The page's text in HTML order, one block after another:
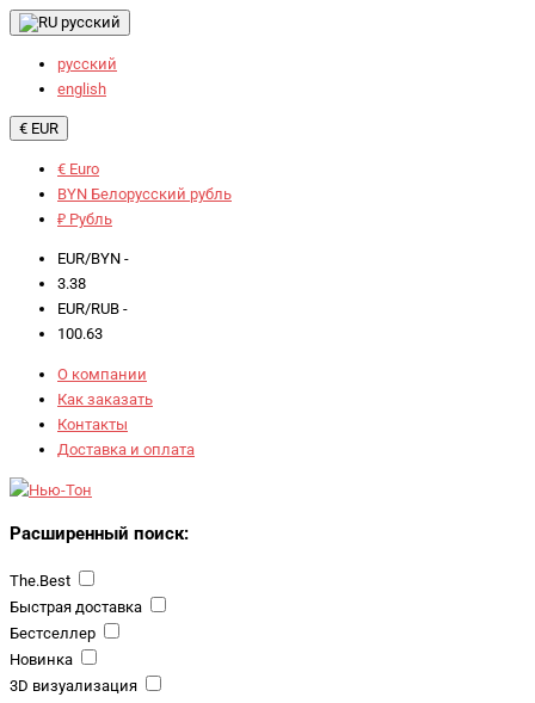
русский
русский
english
€ EUR
€ Euro
BYN Белорусский рубль
₽ Рубль
EUR/BYN -
3.38
EUR/RUB -
100.63
О компании
Как заказать
Контакты
Доставка и оплата
Расширенный поиск:
The.Best
Быстрая доставка
Бестселлер
Новинка
3D визуализация